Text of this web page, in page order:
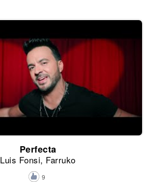
Perfecta
Luis Fonsi, Farruko
9